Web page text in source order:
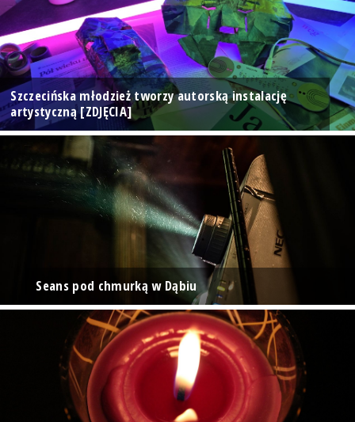
Szczecińska młodzież tworzy autorską instalację
artystyczną [ZDJĘCIA]
Seans pod chmurką w Dąbiu